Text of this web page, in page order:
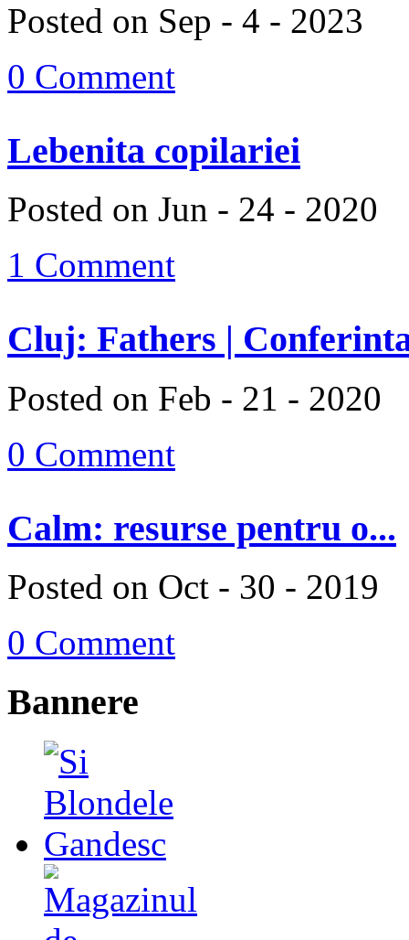
Posted on Sep - 4 - 2023
0 Comment
Lebenita copilariei
Posted on Jun - 24 - 2020
1 Comment
Cluj: Fathers |
Posted on Feb - 21 - 2020
0 Comment
Calm: resurse pentru o...
Posted on Oct - 30 - 2019
0 Comment
Bannere